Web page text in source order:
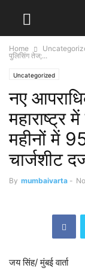
Home
पुलिसिंग तेज;...
Uncategorized
नए
महाराष्ट्र
महीनों में
चार्जशीट
By mumbaivarta -
जय सिंह/ मुंबई वार्ता